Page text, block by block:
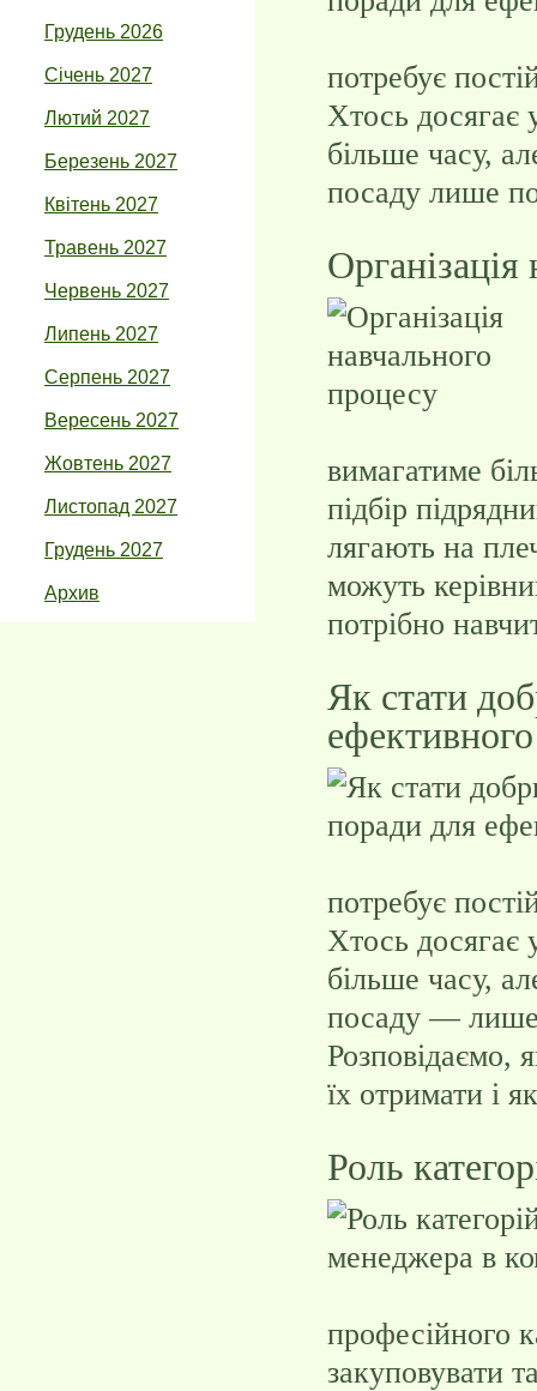
Грудень 2026
Січень 2027
Лютий 2027
Березень 2027
Квітень 2027
Травень 2027
Червень 2027
Липень 2027
Серпень 2027
Вересень 2027
Жовтень 2027
Листопад 2027
Грудень 2027
Архив
потребує
Хтось досягає
більше часу,
посаду лише
вимагатиме
підбір
лягають на
можуть
потрібно
Як стати
потребує
Хтось досягає
більше часу,
посаду — лише
Розповідаємо,
їх отримати і
Роль
професійного
закуповувати